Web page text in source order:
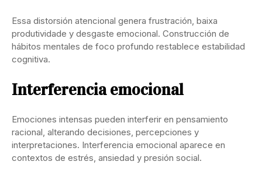
Essa distorsión atencional genera frustración, baixa
produtividade y desgaste emocional. Construcción de
hábitos mentales de foco profundo restablece estabilidad
cognitiva.
Interferencia emocional
Emociones intensas pueden interferir en pensamiento
racional, alterando decisiones, percepciones y
interpretaciones. Interferencia emocional aparece en
contextos de estrés, ansiedad y presión social.